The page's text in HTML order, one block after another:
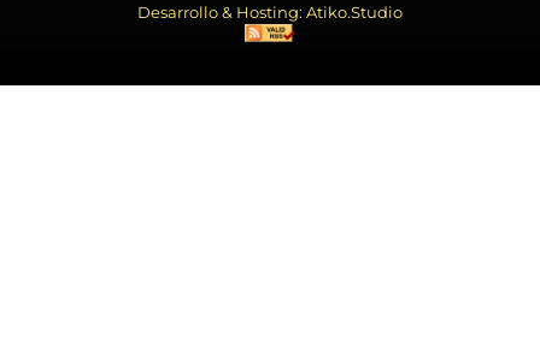
Desarrollo & Hosting: Atiko.Studio